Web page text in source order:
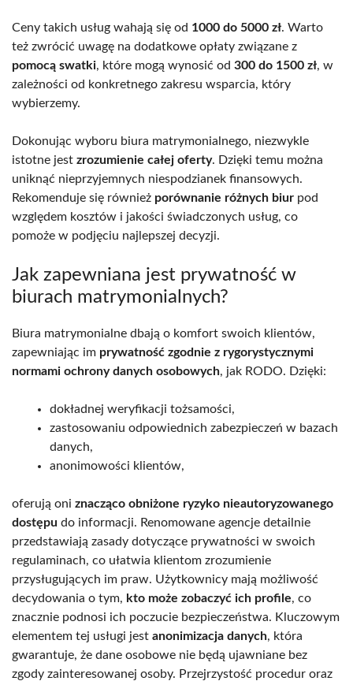
Ceny takich usług wahają się od 1000 do 5000 zł. Warto
też zwrócić uwagę na dodatkowe opłaty związane z
pomocą swatki, które mogą wynosić od 300 do 1500 zł, w
zależności od konkretnego zakresu wsparcia, który
wybierzemy.
Dokonując wyboru biura matrymonialnego, niezwykle
istotne jest zrozumienie całej oferty. Dzięki temu można
uniknąć nieprzyjemnych niespodzianek finansowych.
Rekomenduje się również porównanie różnych biur pod
względem kosztów i jakości świadczonych usług, co
pomoże w podjęciu najlepszej decyzji.
Jak zapewniana jest prywatność w
biurach matrymonialnych?
Biura matrymonialne dbają o komfort swoich klientów,
zapewniając im prywatność zgodnie z rygorystycznymi
normami ochrony danych osobowych, jak RODO. Dzięki:
dokładnej weryfikacji tożsamości,
zastosowaniu odpowiednich zabezpieczeń w bazach
danych,
anonimowości klientów,
oferują oni znacząco obniżone ryzyko nieautoryzowanego
dostępu do informacji. Renomowane agencje detailnie
przedstawiają zasady dotyczące prywatności w swoich
regulaminach, co ułatwia klientom zrozumienie
przysługujących im praw. Użytkownicy mają możliwość
decydowania o tym, kto może zobaczyć ich profile, co
znacznie podnosi ich poczucie bezpieczeństwa. Kluczowym
elementem tej usługi jest anonimizacja danych, która
gwarantuje, że dane osobowe nie będą ujawniane bez
zgody zainteresowanej osoby. Przejrzystość procedur oraz